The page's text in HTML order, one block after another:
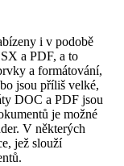
i v podobě
a PDF, a to
a formátování,
jsou příliš velké,
DOC a PDF jsou
je možné
V některých
jež slouží